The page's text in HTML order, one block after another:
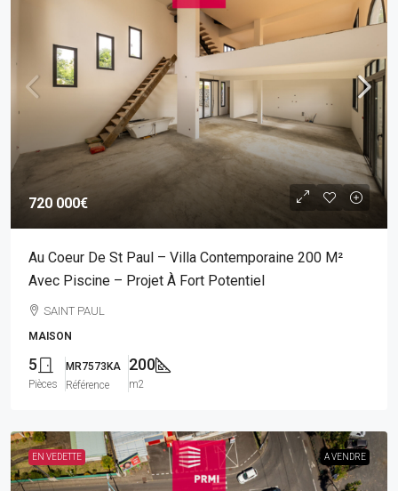
720 000€
Au Coeur De St Paul – Villa Contemporaine 200 M²
Avec Piscine – Projet À Fort Potentiel
SAINT PAUL
MAISON
5
Pièces
MR7573KA
Référence
200
m2
EN VEDETTE A VENDRE